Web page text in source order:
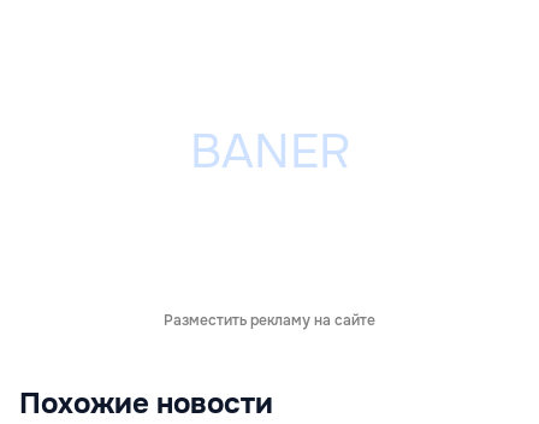
Разместить рекламу на сайте
Похожие новости